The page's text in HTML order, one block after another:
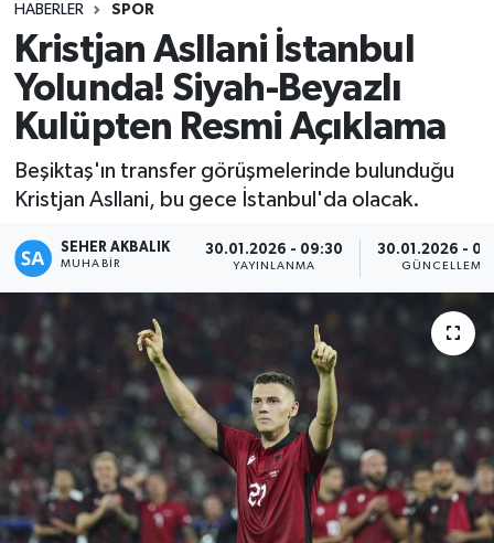
HABERLER SPOR
Kristjan Asllani İstanbul
Yolunda! Siyah-Beyazlı
Kulüpten Resmi Açıklama
Beşiktaş'ın transfer görüşmelerinde bulunduğu
Kristjan Asllani, bu gece İstanbul'da olacak.
SEHER AKBALIK
MUHABIR
30.01.2026 - 09:30
YAYINLANMA
30.01.2026 -
GÜNCELLEME
Spor
Yaşam